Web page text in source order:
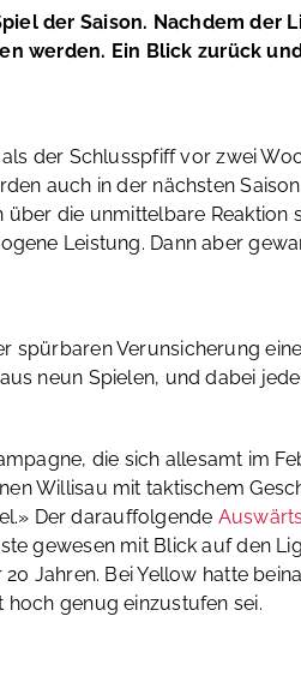
der Saison. Nachdem
werden. Ein Blick zurück
der Schlusspfiff vor zwei
auch in der nächsten
die unmittelbare Reaktion
Leistung. Dann aber
spürbaren Verunsicherung
neun Spielen, und dabei
die sich allesamt im
Willisau mit taktischem
Der darauffolgende
gewesen mit Blick auf den
Jahren. Bei Yellow hatte
hoch genug einzustufen sei.